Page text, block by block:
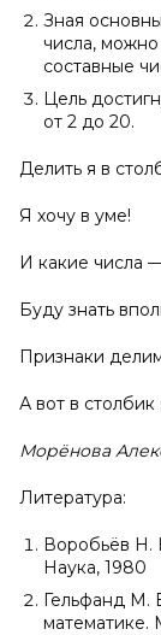
Зная
числа,
составные
Цель
от 2 до 20.
Делить я в
Я хочу в уме!
И какие числа
Буду знать
Признаки
А вот в
Морёнова
Литература:
Воробьёв Н.
Наука, 1980
Гельфанд М.
математике.